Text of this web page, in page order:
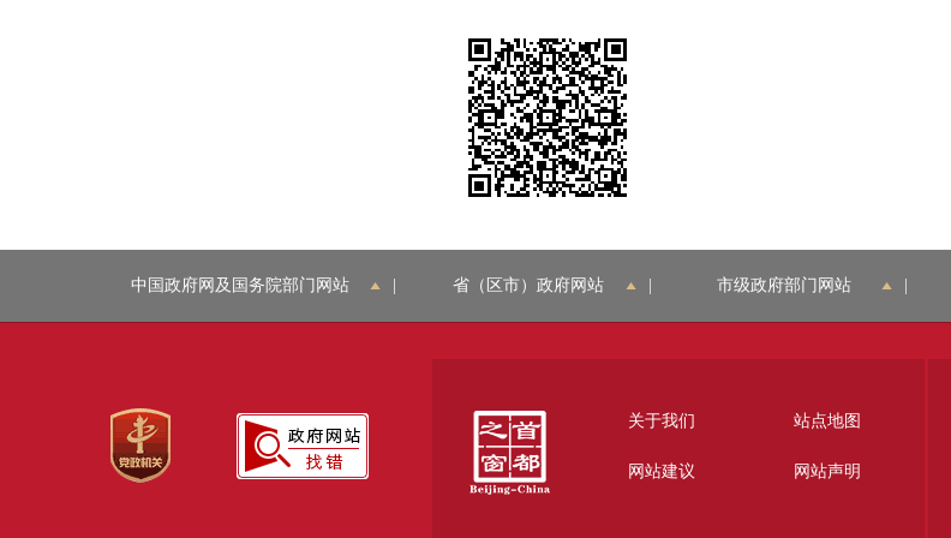
中国政府网及国务院部门网站 省（区市）政府网站 市级政府部门网站
关于我们 站点地图
网站建议 网站声明